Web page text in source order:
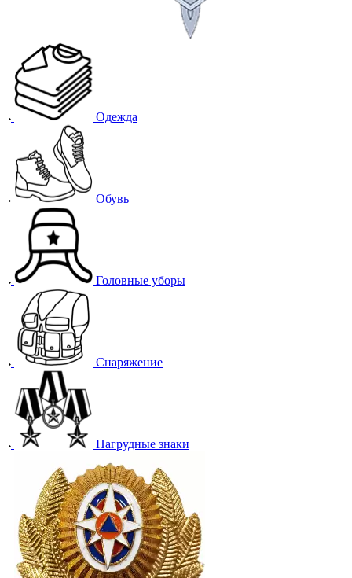
Одежда
Обувь
Головные уборы
Снаряжение
Нагрудные знаки